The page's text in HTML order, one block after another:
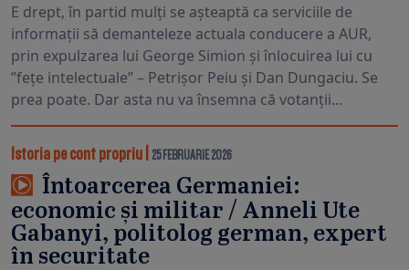
E drept, în partid mulți se așteaptă ca serviciile de
informații să demanteleze actuala conducere a AUR,
prin expulzarea lui George Simion și înlocuirea lui cu
”fețe intelectuale” – Petrișor Peiu și Dan Dungaciu. Se
prea poate. Dar asta nu va însemna că votanții...
Istoria pe cont propriu 25 FEBRUARIE 2026
Întoarcerea Germaniei:
economic și militar / Anneli Ute
Gabanyi, politolog german, expert
în securitate